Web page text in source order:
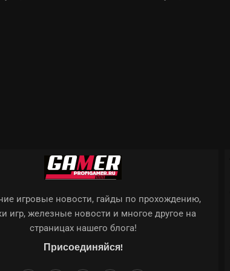
игровые новости, гайды по прохождению,
игр, железные новости и многое другое на
страницах нашего блога!
Присоединяйся!